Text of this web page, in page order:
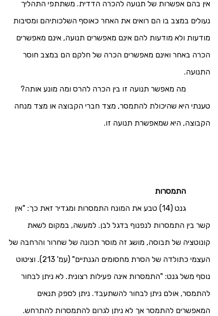
אין בהם אפשרות של תנועה להכרה הדדית. משתתפי התהליך
נעולים במצב בו הם רואים את האחר כאוסף השלכותיהם ומסיבות
מודעות ולא מודעות להם אינם מאפשרים תנועה, אינם מאפשרים
הכרה באחר ואינם מאפשרים הכרה של חלקם הם במצב חוסר
התנועה.
מה מאפשר תנועה זו בין הכרה להרס ומה מונע אותה?
טענתי היא שהיכולת להתמסר, מצד חברי הקבוצה או מצד מנחה
הקבוצה, היא שמאפשרת תנועה זו.
התמסרות
גנט (14) טבע את המונח התמסרות ומגדיר זאת כך: "אין
קשר בין התמסרות לנפנוף בדגל לבן. למעשה, במקום לשאת
קונוטציה של תבוסה, מושג זה מוסר תכונה של שחרור והרחבה של
העצמי כתולדה של הסרת מחסומים הגנתיים" (עמ' 213). וציטוט
נוסף משל גנט: "התמסרות אינה פעילות רצונית. לא ניתן לבחור
להתמסר, אולם ניתן לבחור להשתעבד. ניתן לספק תנאים
המאפשרים להתמסר אך לא ניתן לגרום להתמסרות להתרחש.